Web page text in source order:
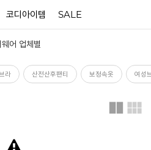
코디아이템 SALE
웨어 업체별
라 산전산후팬티 보정속옷 여성